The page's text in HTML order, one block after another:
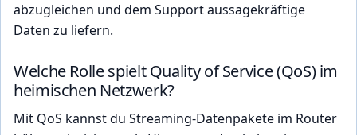
abzugleichen und dem Support aussagekräftige
Daten zu liefern.
Welche Rolle spielt Quality of Service (QoS) im
heimischen Netzwerk?
Mit QoS kannst du Streaming-Datenpakete im Router